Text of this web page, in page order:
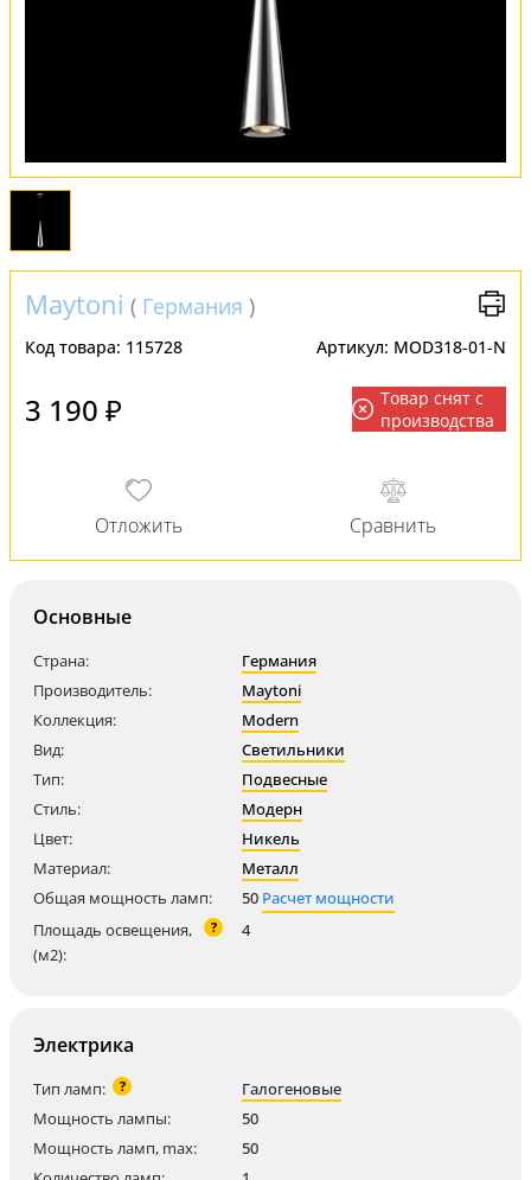
Maytoni ( Германия )
Код товара: 115728 Артикул: MOD318-01-N
3 190 ₽
Товар снят с
производства
Основные
Страна:
Германия
Производитель:
Maytoni
Коллекция:
Modern
Вид:
Светильники
Тип:
Подвесные
Стиль:
Модерн
Цвет:
Никель
Материал:
Металл
Общая мощность ламп:
50 Расчет мощности
Площадь освещения,
(м2):
? 4
Электрика
Тип ламп: ?
Галогеновые
Мощность лампы:
50
Мощность ламп, max:
50